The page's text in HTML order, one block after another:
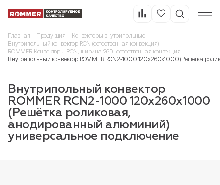
Главная Продукция
Конвекторы внутрипольные
Внутрипольный конвектор RCN (естественная конвекция)
ROMMER Конвекторы RCN, ширина 260, естественная конвекция
Внутрипольный конвектор ROMMER RCN2-1000 120х260х1000 (Решётка
Внутрипольный конвектор
ROMMER RCN2-1000 120х260х1000
(Решётка роликовая,
анодированный алюминий)
универсальное подключение